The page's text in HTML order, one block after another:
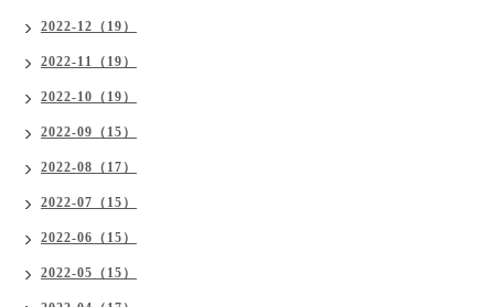
2022-12（19）
2022-11（19）
2022-10（19）
2022-09（15）
2022-08（17）
2022-07（15）
2022-06（15）
2022-05（15）